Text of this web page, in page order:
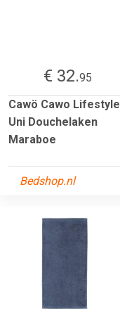
€ 32.95
Cawö Cawo Lifestyle
Uni Douchelaken
Maraboe
Bedshop.nl